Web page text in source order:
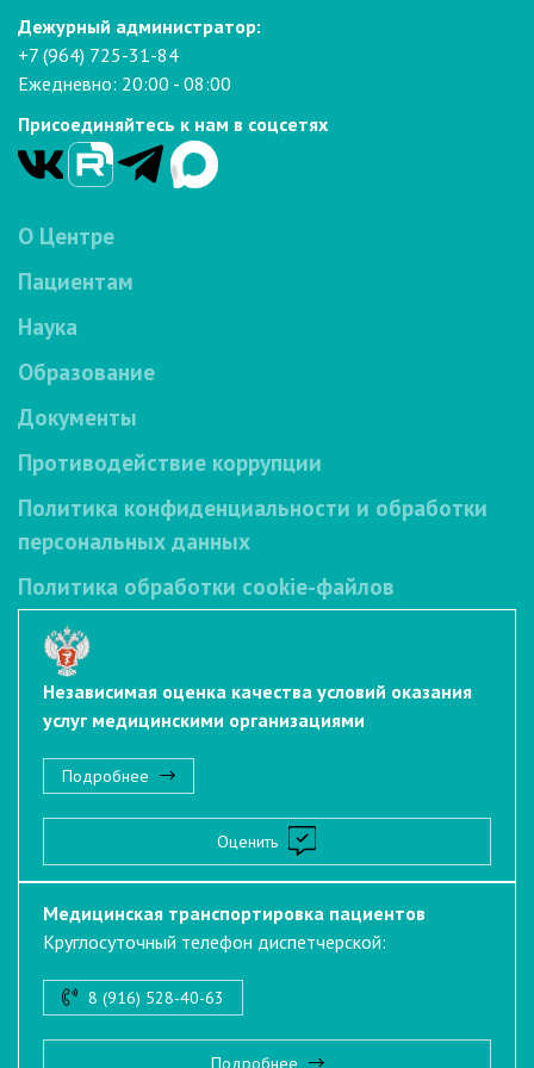
Дежурный администратор:
+7 (964) 725-31-84
Ежедневно: 20:00 - 08:00
Присоединяйтесь к нам в соцсетях
О Центре
Пациентам
Наука
Образование
Документы
Противодействие коррупции
Политика конфиденциальности и обработки
персональных данных
Политика обработки cookie-файлов
Независимая оценка качества условий оказания
услуг медицинскими организациями
Подробнее
Оценить
Медицинская транспортировка пациентов
Круглосуточный телефон диспетчерской:
8 (916) 528-40-63
Подробнее